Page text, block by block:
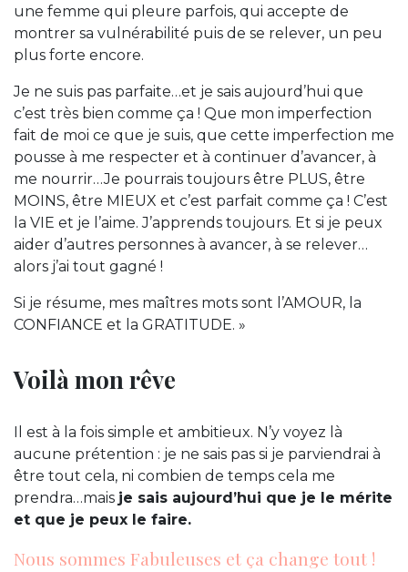
une femme qui pleure parfois, qui accepte de
montrer sa vulnérabilité puis de se relever, un peu
plus forte encore.
Je ne suis pas parfaite…et je sais aujourd’hui que
c’est très bien comme ça ! Que mon imperfection
fait de moi ce que je suis, que cette imperfection me
pousse à me respecter et à continuer d’avancer, à
me nourrir…Je pourrais toujours être PLUS, être
MOINS, être MIEUX et c’est parfait comme ça ! C’est
la VIE et je l’aime. J’apprends toujours. Et si je peux
aider d’autres personnes à avancer, à se relever…
alors j’ai tout gagné !
Si je résume, mes maîtres mots sont l’AMOUR, la
CONFIANCE et la GRATITUDE. »
Voilà mon rêve
Il est à la fois simple et ambitieux. N’y voyez là
aucune prétention : je ne sais pas si je parviendrai à
être tout cela, ni combien de temps cela me
prendra…mais je sais aujourd’hui que je le mérite
et que je peux le faire.
Nous sommes Fabuleuses et ça change tout !